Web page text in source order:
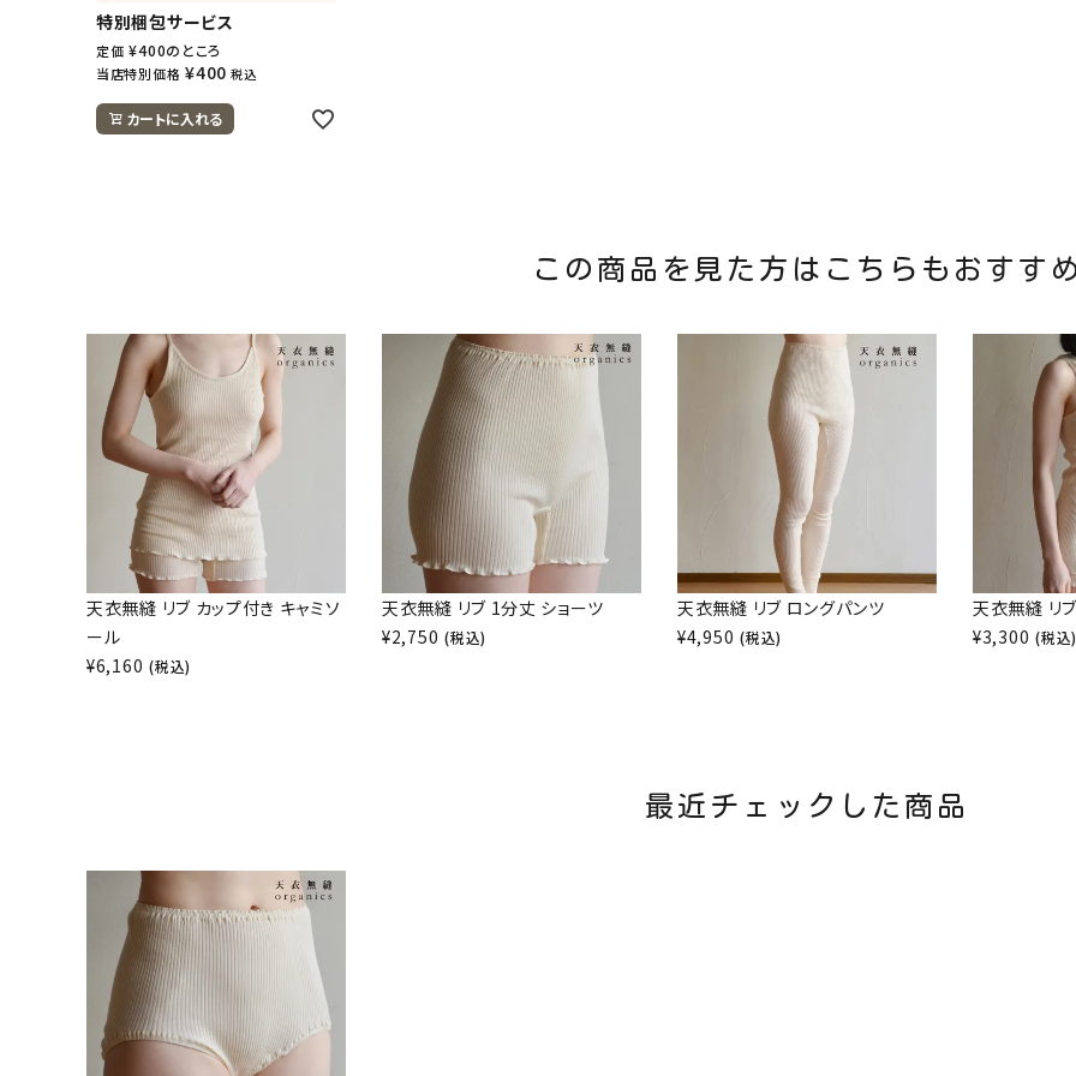
特別梱包サービス
定価 ¥400のところ
当店特別価格 ¥400 税込
カートに入れる
この商品を見た方はこちらもおすす
天衣無縫 リブ カップ付き キャミソ
ール
¥6,160 (税込)
天衣無縫 リブ 1分丈 ショーツ
¥2,750 (税込)
天衣無縫 リブ ロングパンツ
¥4,950 (税込)
天衣無縫 リ
¥3,300 (税込
最近チェックした商品